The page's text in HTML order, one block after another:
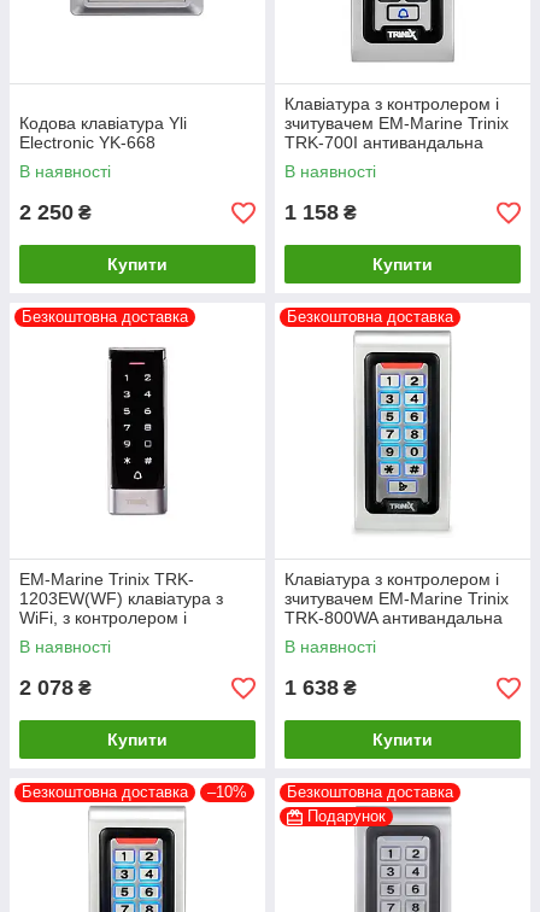
Кодова клавіатура Yli
Electronic YK-668
В наявності
2 250 ₴
Купити
Клавіатура з контролером і
зчитувачем EM-Marine Trinix
TRK-700I антивандальна
В наявності
1 158 ₴
Купити
Безкоштовна доставка
EM-Marine Trinix TRK-
1203EW(WF) клавіатура з
WiFi, з контролером і
зчитувачем з підтримкою
Tuya Smart антивандальна
В наявності
2 078 ₴
Купити
Безкоштовна доставка
Клавіатура з контролером і
зчитувачем EM-Marine Trinix
TRK-800WA антивандальна
водонепроникна
В наявності
1 638 ₴
Купити
Безкоштовна доставка –10%
Безкоштовна доставка
Подарунок